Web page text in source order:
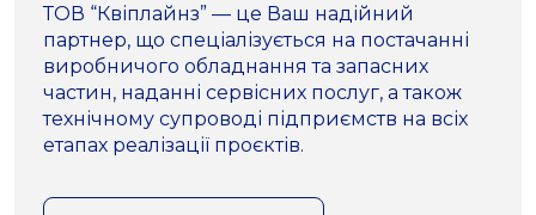
ТОВ “Квіплайнз” — це Ваш надійний
партнер, що спеціалізується на постачанні
виробничого обладнання та запасних
частин, наданні сервісних послуг, а також
технічному супроводі підприємств на всіх
етапах реалізації проєктів.